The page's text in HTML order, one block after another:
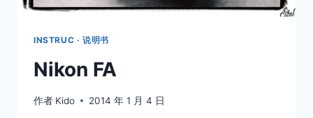
INSTRUC · 说明书
Nikon FA
作者 Kido 2014 年 1 月 4 日